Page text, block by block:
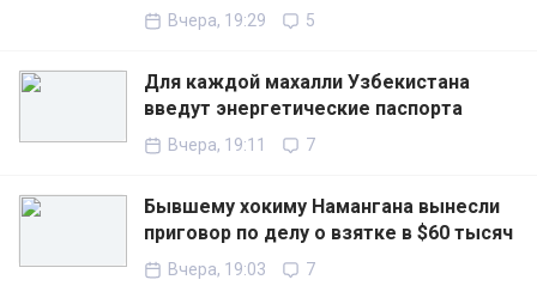
Вчера, 19:29 5
Для каждой махалли Узбекистана
введут энергетические паспорта
Вчера, 19:11 7
Бывшему хокиму Намангана вынесли
приговор по делу о взятке в $60 тысяч
Вчера, 19:03 7